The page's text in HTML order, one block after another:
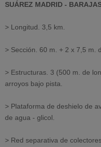
SUÁREZ MADRID -
> Longitud. 3,5 km.
> Sección. 60 m. + 2 x 7,5 m.
> Estructuras. 3 (500 m. de
arroyos bajo pista.
> Plataforma de deshielo de
de agua - glicol.
> Red separativa de